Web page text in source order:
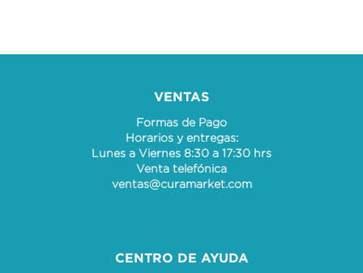
VENTAS
Formas de Pago
Horarios y entregas:
Lunes a Viernes 8:30 a 17:30 hrs
Venta telefónica
ventas@curamarket.com
CENTRO DE AYUDA